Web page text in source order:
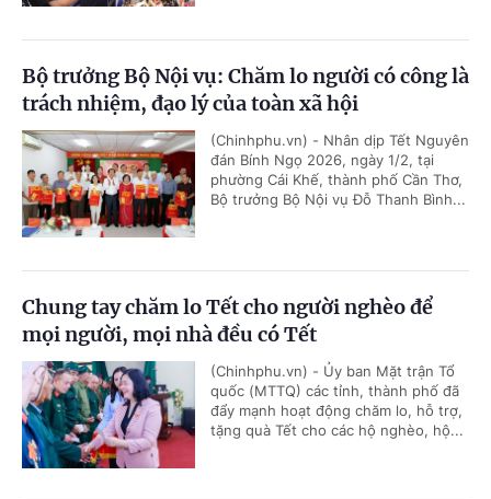
Bộ trưởng Bộ Nội vụ: Chăm lo người có công là
trách nhiệm, đạo lý của toàn xã hội
(Chinhphu.vn) - Nhân dịp Tết Nguyên
đán Bính Ngọ 2026, ngày 1/2, tại
phường Cái Khế, thành phố Cần Thơ,
Bộ trưởng Bộ Nội vụ Đỗ Thanh Bình...
Chung tay chăm lo Tết cho người nghèo để
mọi người, mọi nhà đều có Tết
(Chinhphu.vn) - Ủy ban Mặt trận Tổ
quốc (MTTQ) các tỉnh, thành phố đã
đẩy mạnh hoạt động chăm lo, hỗ trợ,
tặng quà Tết cho các hộ nghèo, hộ...